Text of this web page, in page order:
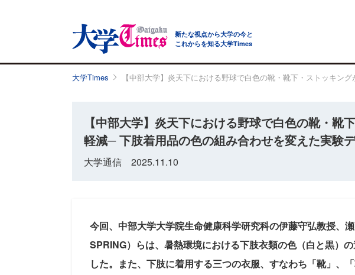
新たな視点から大学の今と
これからを知る大学Times
大学Times 【中部大学】炎天下における野球で白色の靴・靴下・ストッキ
【中部大学】炎天下における野球で白色の靴・靴
軽減─ 下肢着用品の色の組み合わせを変えた実験
大学通信 2025.11.10
今回、中部大学大学院生命健康科学研究科の伊藤守弘教授、
SPRING）らは、暑熱環境における下肢衣類の色（白と黒）
した。また、下肢に着用する三つの衣服、すなわち「靴」、